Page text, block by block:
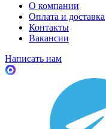
О компании
Оплата и доставка
Контакты
Вакансии
Написать нам